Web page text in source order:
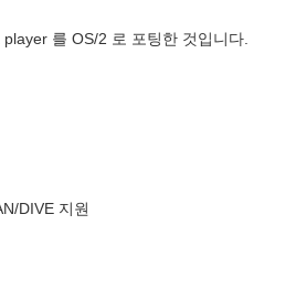
를 OS/2 로 포팅한 것입니다.
DIVE 지원